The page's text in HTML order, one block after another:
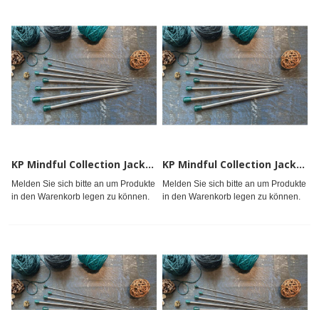
KP Mindful Collection Jackenstricknadeln 25cm 10.00mm
Melden Sie sich bitte an um Produkte
in den Warenkorb legen zu können.
KP Mindful Collection Jackenstricknadeln 25cm 12.00mm
Melden Sie sich bitte an um Produkte
in den Warenkorb legen zu können.